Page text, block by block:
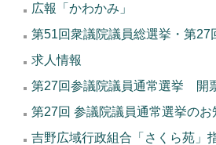
広報「かわかみ」
第51回衆議院議員総選挙・第
求人情報
第27回参議院議員通常選挙 開
第27回 参議院議員通常選挙のお
吉野広域行政組合「さくら苑」